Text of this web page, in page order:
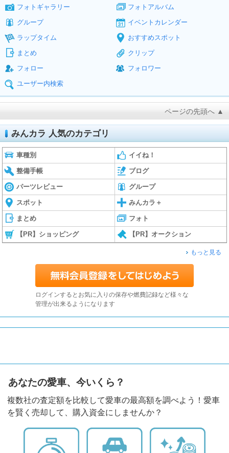
フォトギャラリー
フォトアルバム
グループ
イベントカレンダー
ラップタイム
おすすめスポット
まとめ
クリップ
フォロー
フォロワー
ユーザー内検索
ページの先頭へ ▲
みんカラ 人気のカテゴリ
車種別 イイね！
整備手帳 ブログ
パーツレビュー グループ
スポット みんカラ＋
まとめ フォト
【PR】ショッピング 【PR】オークション
もっと見る
ログインするとお気に入りの保存や燃費記録など様々な
管理が出来るようになります
あなたの愛車、今いくら？
複数社の査定額を比較して愛車の最高額を調べよう！愛車
を賢く売却して、購入資金にしませんか？